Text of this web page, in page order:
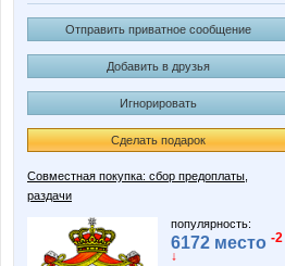
Отправить приватное сообщение
Добавить в друзья
Игнорировать
Сделать подарок
Совместная покупка: сбор предоплаты,
раздачи
популярность:
6172 место -2
↓